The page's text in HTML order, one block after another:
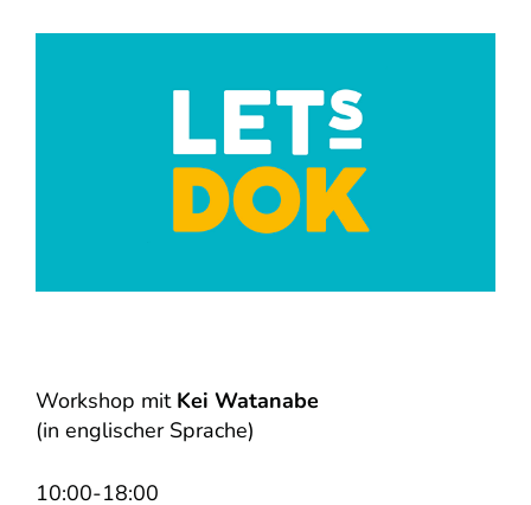
Workshop mit Kei Watanabe
(in englischer Sprache)
10:00-18:00